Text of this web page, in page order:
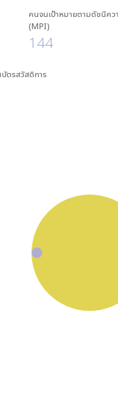
คนจนเป้าหมายตามดัชนีค
(MPI)
144
ตรสวัสดิการ